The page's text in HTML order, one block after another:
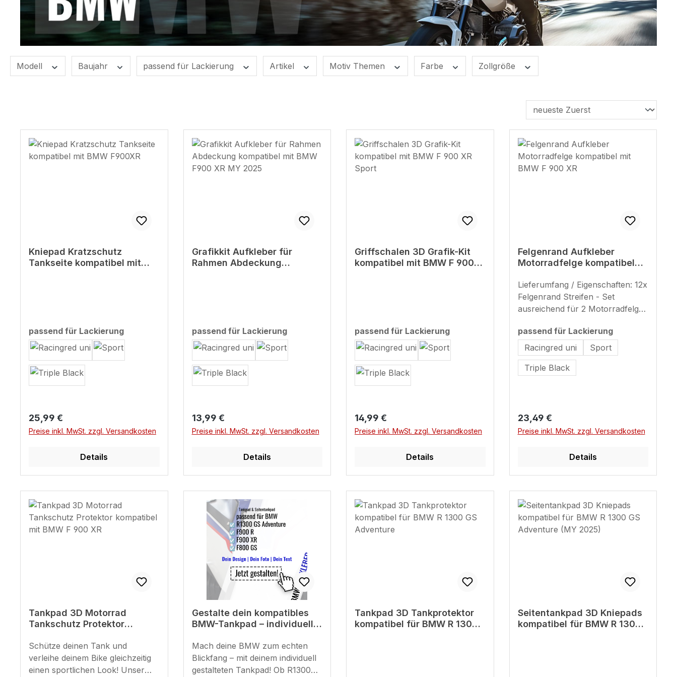
Modell Baujahr passend für Lackierung Artikel Motiv Themen Farbe Zollgröße
Kniepad Kratzschutz
Tankseite kompatibel mit
passend für Lackierungauswählen
Regulärer Preis:
25,99 €
Preise inkl. MwSt. zzgl. Versandkosten
Details
Grafikkit Aufkleber für
Rahmen Abdeckung
passend für Lackierungauswählen
Regulärer Preis:
13,99 €
Preise inkl. MwSt. zzgl. Versandkosten
Details
Griffschalen 3D Grafik-Kit
kompatibel mit BMW F 900
passend für Lackierungauswählen
Regulärer Preis:
14,99 €
Preise inkl. MwSt. zzgl. Versandkosten
Details
Felgenrand Aufkleber
Motorradfelge kompatibel
Lieferumfang / Eigenschaften: 12x
Felgenrand Streifen - Set
ausreichend für 2 Motorradfelgen
(Streifenbreite - ca. 8 mm)Größe
Felgenbett-Aufkleber: vorne je
ca. 133 x 19 mm - hinten rechts
gesamt ca. 210 x 71 mm - hinten
passend für Lackierungauswählen
Racingred uni
Sport
Triple Black
Regulärer Preis:
23,49 €
Preise inkl. MwSt. zzgl. Versandkosten
Details
Tankpad 3D Motorrad
Tankschutz Protektor
XR
Schütze deinen Tank und
verleihe deinem Bike gleichzeitig
einen sportlichen Look! Unser
Gestalte dein kompatibles
BMW-Tankpad – individuell
deinem Style
Mach deine BMW zum echten
Blickfang – mit deinem individuell
gestalteten Tankpad! Ob R1300
Tankpad 3D Tankprotektor
kompatibel für BMW R 1300
Seitentankpad 3D Kniepads
kompatibel für BMW R 1300